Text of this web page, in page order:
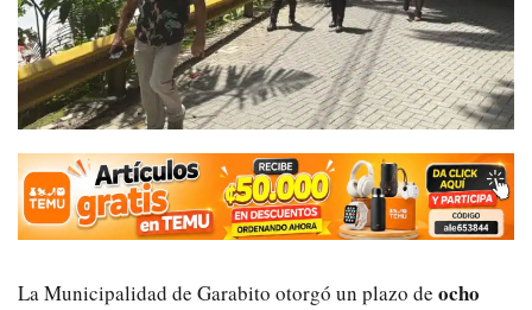
La Municipalidad de Garabito otorgó un plazo de ocho